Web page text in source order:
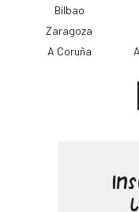
Bilbao
Zaragoza
A Coruña